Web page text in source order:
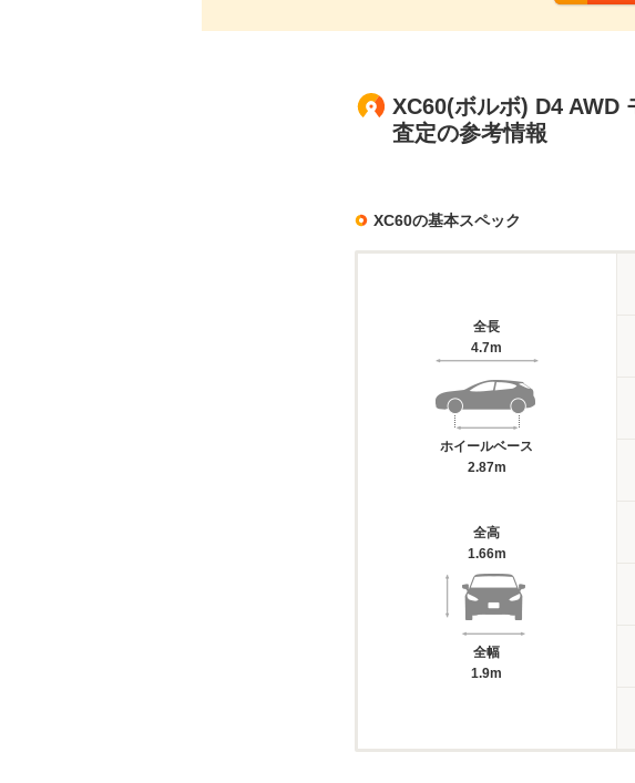
XC60(ボルボ) D4 AWD
査定の参考情報
XC60の基本スペック
全長
4.7m
ホイールベース
2.87m
全高
1.66m
全幅
1.9m